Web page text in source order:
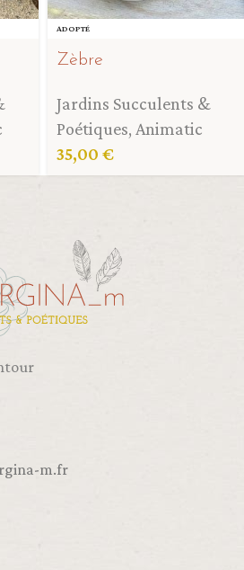
ADOPTÉ
Zèbre
Jardins Succulents &
Poétiques, Animatic
35,00 €
m.fr